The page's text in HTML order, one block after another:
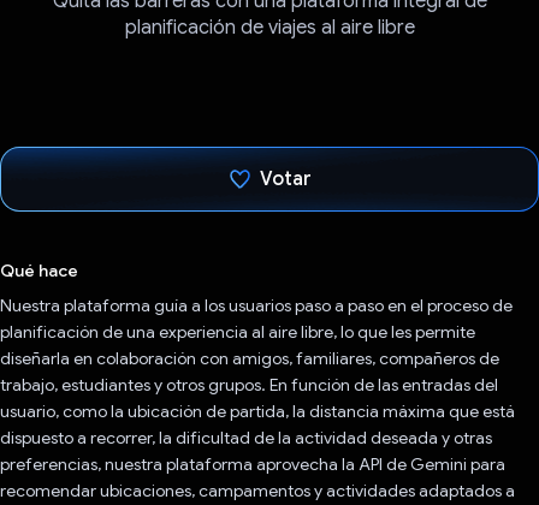
planificación de viajes al aire libre
Votar
Qué hace
Nuestra plataforma guía a los usuarios paso a paso en el proceso de
planificación de una experiencia al aire libre, lo que les permite
diseñarla en colaboración con amigos, familiares, compañeros de
trabajo, estudiantes y otros grupos. En función de las entradas del
usuario, como la ubicación de partida, la distancia máxima que está
dispuesto a recorrer, la dificultad de la actividad deseada y otras
preferencias, nuestra plataforma aprovecha la API de Gemini para
recomendar ubicaciones, campamentos y actividades adaptados a